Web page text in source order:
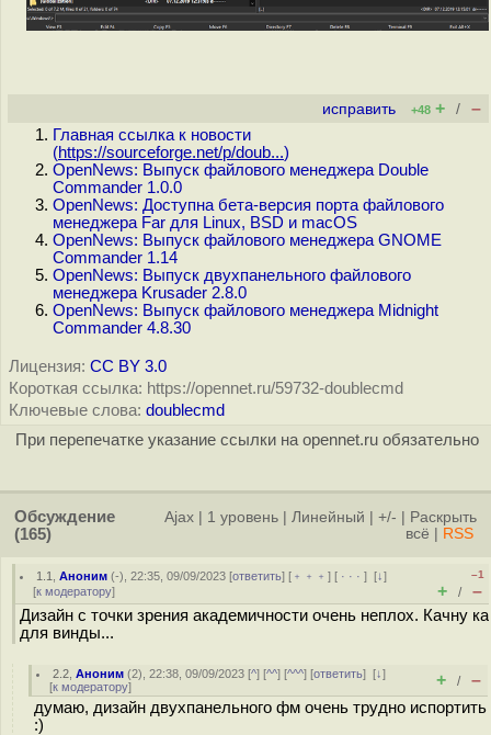
исправить +48 + / –
Главная ссылка к новости
(https://sourceforge.net/p/doub...)
OpenNews: Выпуск файлового менеджера Double
Commander 1.0.0
OpenNews: Доступна бета-версия порта файлового
менеджера Far для Linux, BSD и macOS
OpenNews: Выпуск файлового менеджера GNOME
Commander 1.14
OpenNews: Выпуск двухпанельного файлового
менеджера Krusader 2.8.0
OpenNews: Выпуск файлового менеджера Midnight
Commander 4.8.30
Лицензия: CC BY 3.0
Короткая ссылка: https://opennet.ru/59732-doublecmd
Ключевые слова: doublecmd
При перепечатке указание ссылки на opennet.ru обязательно
Обсуждение
(165)
Ajax 1 уровень Линейный +/-
Раскрыть
всё
RSS
1.1 ,Аноним (-), 22:35, 09/09/2023 [ответить] [ ﹢﹢﹢] [ · · ·][↓]
[к модератору]
–1
+ / –
Дизайн с точки зрения академичности очень неплох. Качну ка
для винды...
2.2 ,Аноним (2), 22:38, 09/09/2023 [^] [^^] [^^^] [ответить][↓]
[к модератору] + / –
думаю, дизайн двухпанельного фм очень трудно испортить
:)